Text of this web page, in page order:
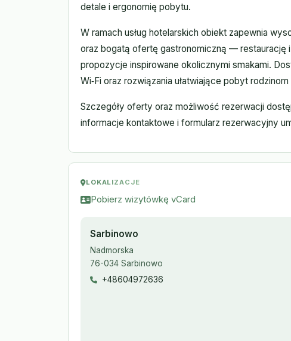
detale i ergonomię pobytu.
W ramach usług hotelarskich obiekt zapewnia
oraz bogatą ofertę gastronomiczną — restaurację
propozycje inspirowane okolicznymi smakami.
Wi‑Fi oraz rozwiązania ułatwiające pobyt
Szczegóły oferty oraz możliwość rezerwacji
informacje kontaktowe i formularz rezerwacyjny
LOKALIZACJE
Pobierz wizytówkę vCard
Sarbinowo
Nadmorska
76-034 Sarbinowo
+48604972636